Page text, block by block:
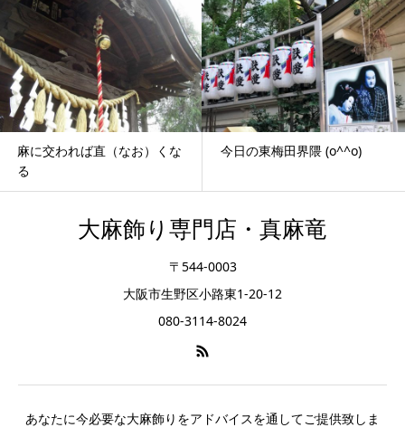
麻に交われば直（なお）くな
る
今日の東梅田界隈 (o^^o)
大麻飾り専門店・真麻竜
〒544-0003
大阪市生野区小路東1-20-12
080-3114-8024
あなたに今必要な大麻飾りをアドバイスを通してご提供致しま